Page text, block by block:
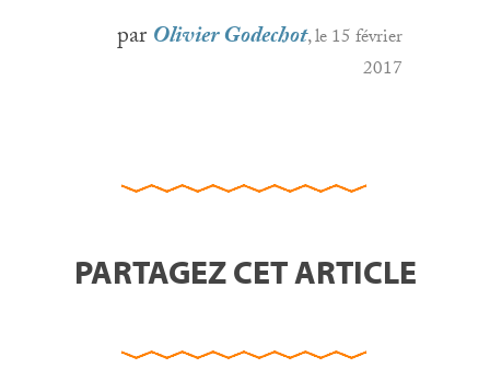
parOlivier Godechot, le 15 février
2017
PARTAGEZ CET ARTICLE